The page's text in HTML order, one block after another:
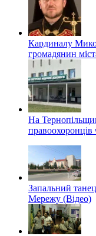
Кардиналу
громадянин
На
правоохоронців
Запальний
Мережу (Відео)